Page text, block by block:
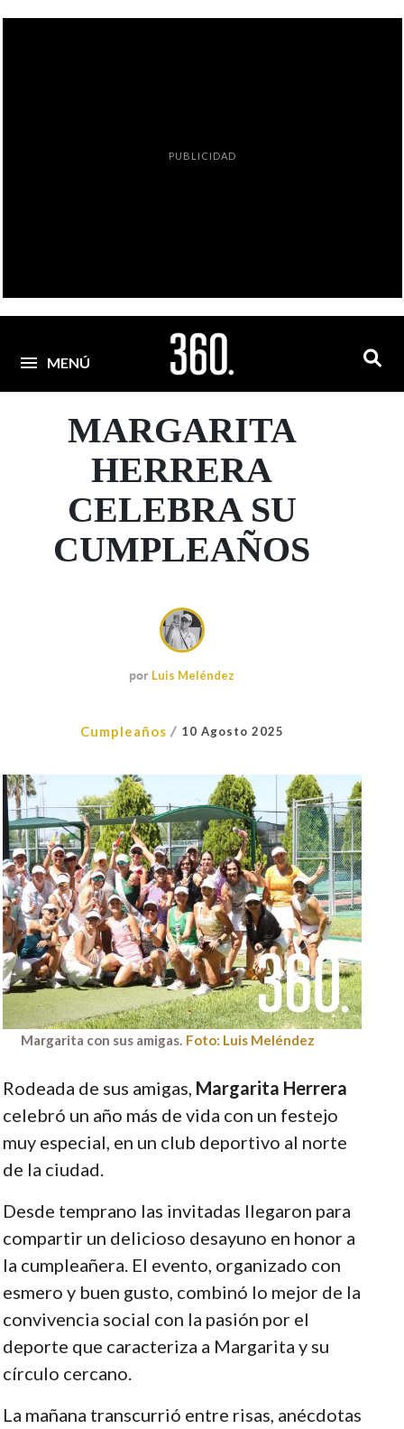
PUBLICIDAD
MENÚ
MARGARITA
HERRERA
CELEBRA SU
CUMPLEAÑOS
por Luis Meléndez
Cumpleaños / 10 Agosto 2025
Margarita con sus amigas. Foto: Luis Meléndez
Rodeada de sus amigas, Margarita Herrera
celebró un año más de vida con un festejo
muy especial, en un club deportivo al norte
de la ciudad.
Desde temprano las invitadas llegaron para
compartir un delicioso desayuno en honor a
la cumpleañera. El evento, organizado con
esmero y buen gusto, combinó lo mejor de la
convivencia social con la pasión por el
deporte que caracteriza a Margarita y su
círculo cercano.
La mañana transcurrió entre risas, anécdotas